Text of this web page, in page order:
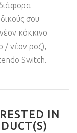
σου
κόκκινο
/ νέον ροζ),
Switch.
IN